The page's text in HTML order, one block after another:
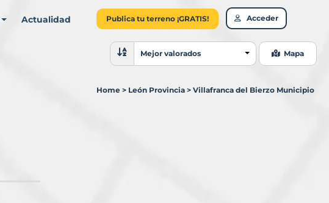
Actualidad Publica tu terreno ¡GRATIS! Acceder
Ordenar resultados
Mejor valorados Mapa
Home > León Provincia > Villafranca del Bierzo Municipio